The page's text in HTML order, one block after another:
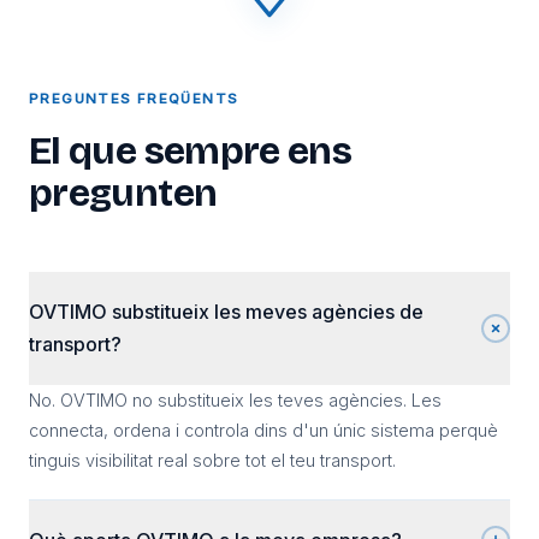
PREGUNTES FREQÜENTS
El que sempre ens
pregunten
OVTIMO substitueix les meves agències de
transport?
No. OVTIMO no substitueix les teves agències. Les
connecta, ordena i controla dins d'un únic sistema perquè
tinguis visibilitat real sobre tot el teu transport.